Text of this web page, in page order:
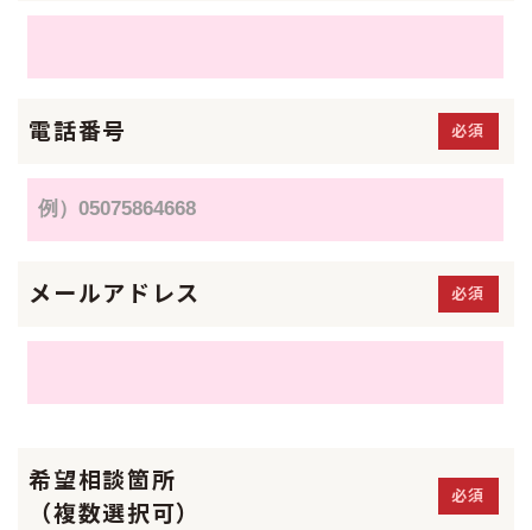
電話番号 必須
メールアドレス 必須
希望相談箇所
（複数選択可）
必須